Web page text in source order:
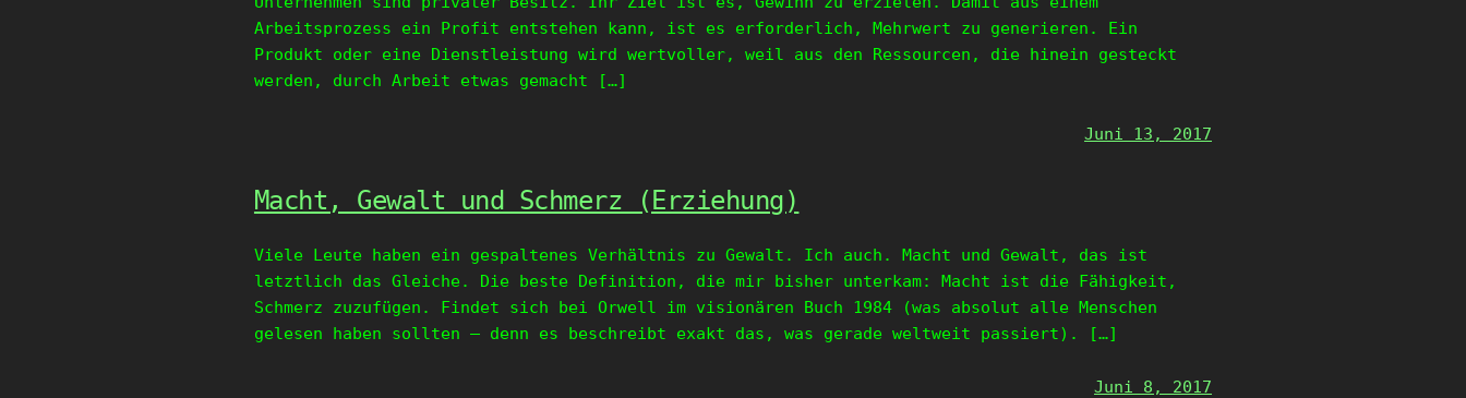
Arbeitsprozess ein Profit entstehen kann, ist es erforderlich, Mehrwert zu generieren. Ein
Produkt oder eine Dienstleistung wird wertvoller, weil aus den Ressourcen, die hinein gesteckt
werden, durch Arbeit etwas gemacht […]
Juni 13, 2017
Macht, Gewalt und Schmerz (Erziehung)
Viele Leute haben ein gespaltenes Verhältnis zu Gewalt. Ich auch. Macht und Gewalt, das ist
letztlich das Gleiche. Die beste Definition, die mir bisher unterkam: Macht ist die Fähigkeit,
Schmerz zuzufügen. Findet sich bei Orwell im visionären Buch 1984 (was absolut alle Menschen
gelesen haben sollten – denn es beschreibt exakt das, was gerade weltweit passiert). […]
Juni 8, 2017